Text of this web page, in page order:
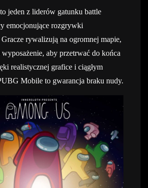
jeden z liderów gatunku battle
emocjonujące rozgrywki
rywalizują na ogromnej mapie,
aby przetrwać do końca
realistycznej grafice i ciągłym
Mobile to gwarancja braku nudy.